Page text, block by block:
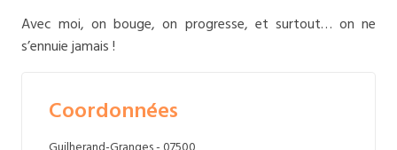
Avec moi, on bouge, on progresse, et surtout… on ne
s’ennuie jamais !
Coordonnées